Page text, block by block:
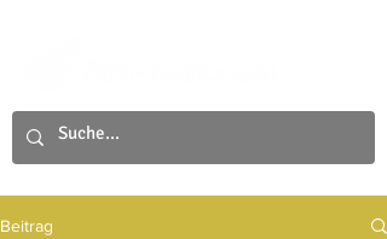
Beitrag